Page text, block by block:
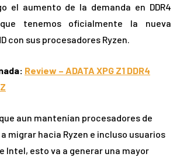
el aumento de la demanda en DDR4
tenemos oficialmente la nueva
con sus procesadores Ryzen.
Review – ADATA XPG Z1 DDR4
aun mantenían procesadores de
migrar hacia Ryzen e incluso usuarios
Intel, esto va a generar una mayor